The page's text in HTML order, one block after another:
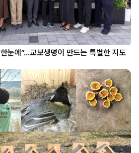
눈에”…교보생명이 만드는 특별한 지도